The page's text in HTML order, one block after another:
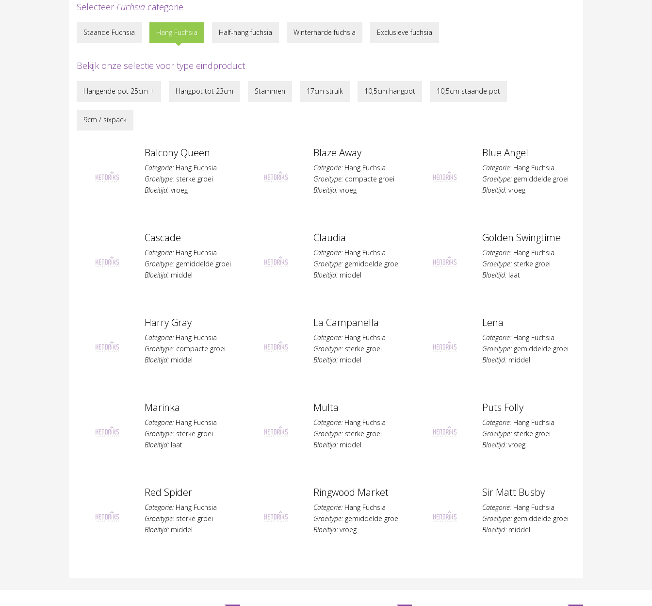
Selecteer Fuchsia categorie
Staande Fuchsia Hang Fuchsia Half-hang fuchsia Winterharde fuchsia Exclusieve fuchsia
Bekijk onze selectie voor type eindproduct
Hangende pot 25cm + Hangpot tot 23cm Stammen 17cm struik 10,5cm hangpot 10,5cm staande pot
9cm / sixpack
Balcony Queen
Categorie: Hang Fuchsia
Groeitype: sterke groei
Bloeitijd: vroeg
Blaze Away
Categorie: Hang Fuchsia
Groeitype: compacte groei
Bloeitijd: vroeg
Blue Angel
Categorie: Hang Fuchsia
Groeitype: gemiddelde groei
Bloeitijd: vroeg
Cascade
Categorie: Hang Fuchsia
Groeitype: gemiddelde groei
Bloeitijd: middel
Claudia
Categorie: Hang Fuchsia
Groeitype: gemiddelde groei
Bloeitijd: middel
Golden Swingtime
Categorie: Hang Fuchsia
Groeitype: sterke groei
Bloeitijd: laat
Harry Gray
Categorie: Hang Fuchsia
Groeitype: compacte groei
Bloeitijd: middel
La Campanella
Categorie: Hang Fuchsia
Groeitype: sterke groei
Bloeitijd: middel
Lena
Categorie: Hang Fuchsia
Groeitype: gemiddelde groei
Bloeitijd: middel
Marinka
Categorie: Hang Fuchsia
Groeitype: sterke groei
Bloeitijd: laat
Multa
Categorie: Hang Fuchsia
Groeitype: sterke groei
Bloeitijd: middel
Puts Folly
Categorie: Hang Fuchsia
Groeitype: sterke groei
Bloeitijd: vroeg
Red Spider
Categorie: Hang Fuchsia
Groeitype: sterke groei
Bloeitijd: middel
Ringwood Market
Categorie: Hang Fuchsia
Groeitype: gemiddelde groei
Bloeitijd: vroeg
Sir Matt Busby
Categorie: Hang Fuchsia
Groeitype: gemiddelde groei
Bloeitijd: middel